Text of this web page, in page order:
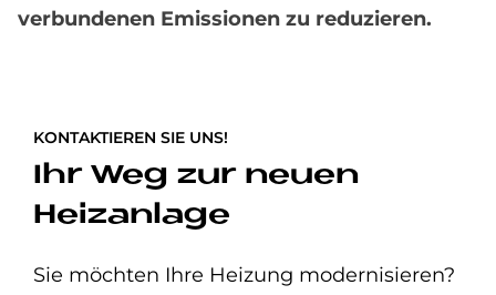
verbundenen Emissionen zu reduzieren.
KONTAKTIEREN SIE UNS!
Ihr Weg zur neuen
Heizanlage
Sie möchten Ihre Heizung modernisieren?